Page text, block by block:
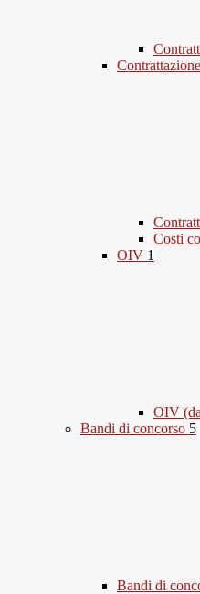
Costi
OIV 1
OIV
Bandi di concorso 5
Bandi di